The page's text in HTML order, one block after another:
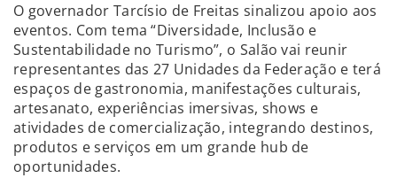
O governador Tarcísio de Freitas sinalizou apoio aos
eventos. Com tema “Diversidade, Inclusão e
Sustentabilidade no Turismo”, o Salão vai reunir
representantes das 27 Unidades da Federação e terá
espaços de gastronomia, manifestações culturais,
artesanato, experiências imersivas, shows e
atividades de comercialização, integrando destinos,
produtos e serviços em um grande hub de
oportunidades.